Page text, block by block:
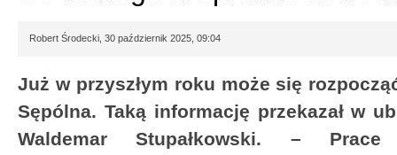
Robert Środecki, 30 październik 2025, 09:04
Już w przyszłym roku może się
Sępólna. Taką informację przekazał w
Waldemar Stupałkowski. –